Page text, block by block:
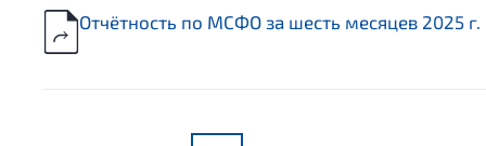
Отчётность по МСФО за шесть месяцев 2025 г.